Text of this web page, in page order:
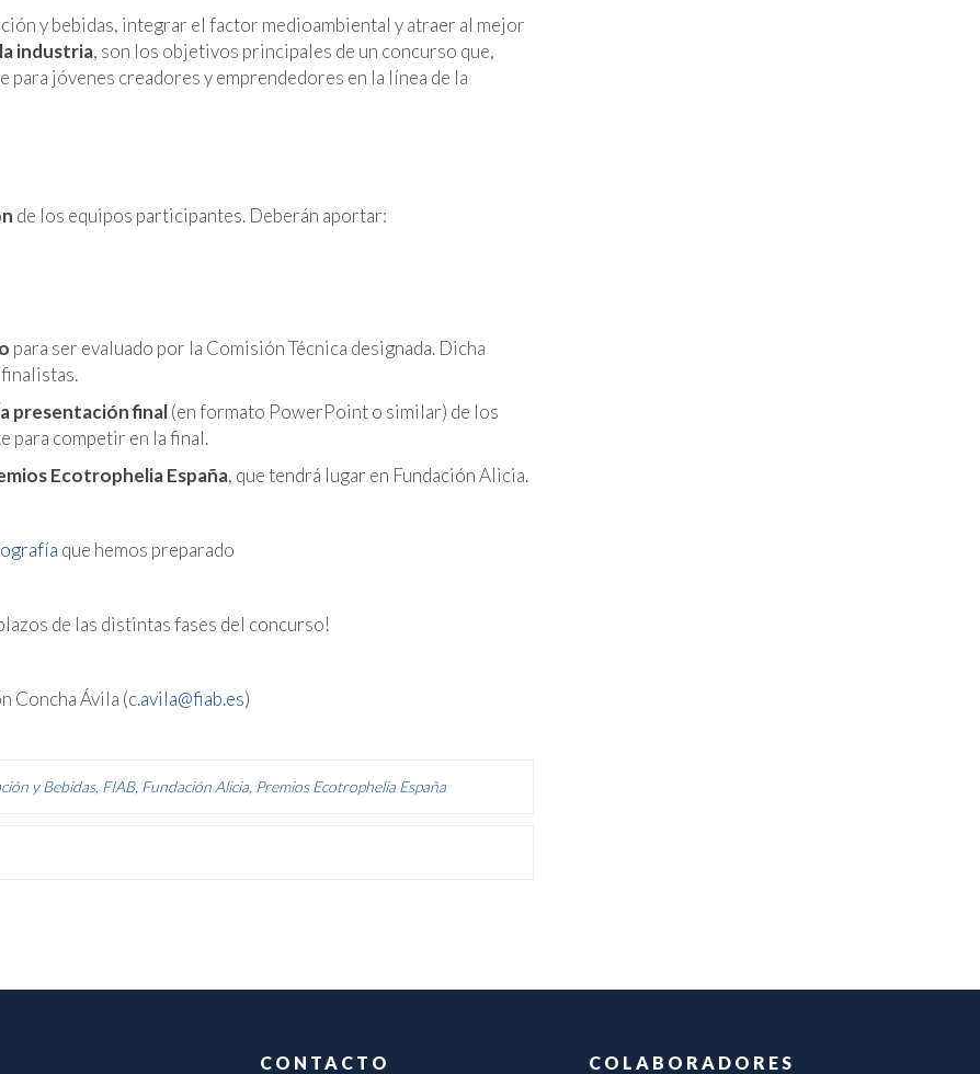
y bebidas, integrar el factor medioambiental y atraer al mejor
industria, son los objetivos principales de un concurso que,
jóvenes creadores y emprendedores en la línea de la
de los equipos participantes. Deberán aportar:
para ser evaluado por la Comisión Técnica designada. Dicha
presentación final(en formato PowerPoint o similar) de los
para competir en la final.
Ecotrophelia España, que tendrá lugar en Fundación Alicia.
que hemos preparado
de las distintas fases del concurso!
Concha Ávila (c.avila@fiab.es)
y Bebidas, FIAB, Fundación Alicia Premios Ecotrophelia España
CONTACTO COLABORADORES